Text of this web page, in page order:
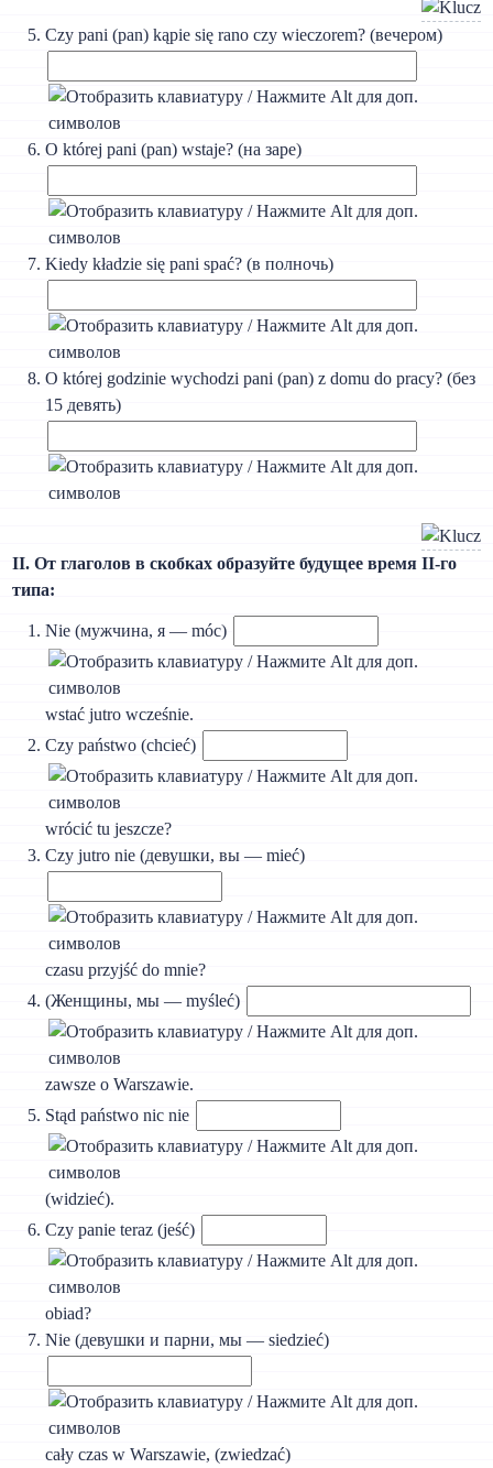
Czy pani (pan) kąpie się rano czy wieczorem? (вечером)
O której pani (pan) wstaje? (на заре)
Kiedy kładzie się pani spać? (в полночь)
O której godzinie wychodzi pani (pan) z domu do pracy? (без
15 девять)
II. От глаголов в скобках образуйте будущее время II-го
типа:
Nie (мужчина, я — móc)
wstać jutro wcześnie.
Czy państwo (chcieć)
wrócić tu jeszcze?
Czy jutro nie (девушки, вы — mieć)
czasu przyjść do mnie?
(Женщины, мы — myśleć)
zawsze o Warszawie.
Stąd państwo nic nie
(widzieć).
Czy panie teraz (jeść)
obiad?
Nie (девушки и парни, мы — siedzieć)
cały czas w Warszawie, (zwiedzać)